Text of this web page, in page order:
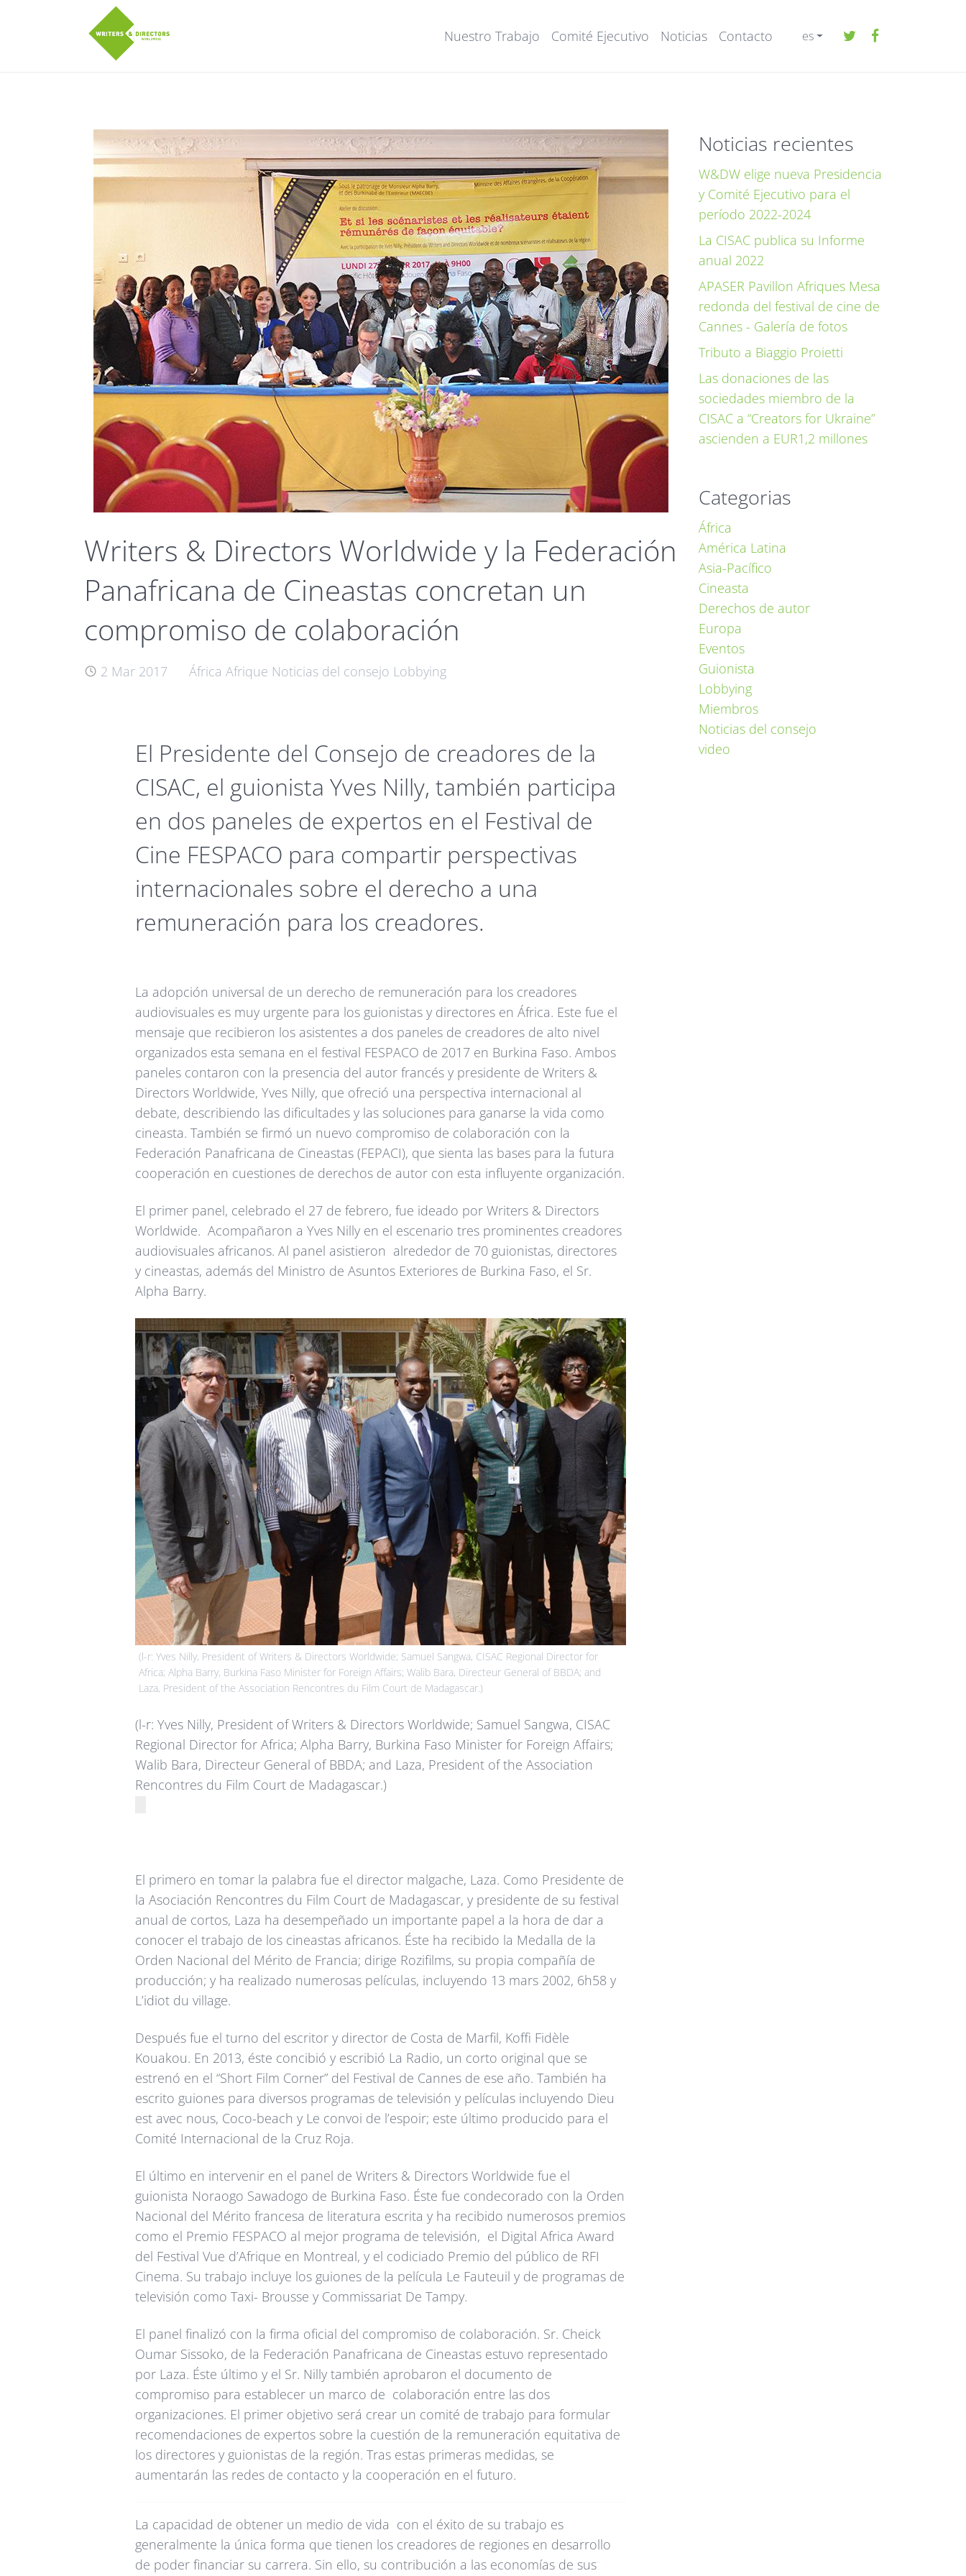
Pasar al contenido principal
Nuestro Trabajo
Comité Ejecutivo Noticias Contacto es
twitterFacebook
Writers & Directors Worldwide y la Federación
Panafricana de Cineastas concretan un
compromiso de colaboración
2 Mar 2017 África Afrique Noticias del consejo Lobbying
El Presidente del Consejo de creadores de la
CISAC, el guionista Yves Nilly, también participa
en dos paneles de expertos en el Festival de
Cine FESPACO para compartir perspectivas
internacionales sobre el derecho a una
remuneración para los creadores.
La adopción universal de un derecho de remuneración para los creadores
audiovisuales es muy urgente para los guionistas y directores en África. Este fue el
mensaje que recibieron los asistentes a dos paneles de creadores de alto nivel
organizados esta semana en el festival FESPACO de 2017 en Burkina Faso. Ambos
paneles contaron con la presencia del autor francés y presidente de Writers &
Directors Worldwide, Yves Nilly, que ofreció una perspectiva internacional al
debate, describiendo las dificultades y las soluciones para ganarse la vida como
cineasta. También se firmó un nuevo compromiso de colaboración con la
Federación Panafricana de Cineastas (FEPACI), que sienta las bases para la futura
cooperación en cuestiones de derechos de autor con esta influyente organización.
El primer panel, celebrado el 27 de febrero, fue ideado por Writers & Directors
Worldwide. Acompañaron a Yves Nilly en el escenario tres prominentes creadores
audiovisuales africanos. Al panel asistieron alrededor de 70 guionistas, directores
y cineastas, además del Ministro de Asuntos Exteriores de Burkina Faso, el Sr.
Alpha Barry.
(l-r: Yves Nilly, President of Writers & Directors Worldwide; Samuel Sangwa, CISAC Regional Director for
Africa; Alpha Barry, Burkina Faso Minister for Foreign Affairs; Walib Bara, Directeur General of BBDA; and
Laza, President of the Association Rencontres du Film Court de Madagascar.)
(l-r: Yves Nilly, President of Writers & Directors Worldwide; Samuel Sangwa, CISAC
Regional Director for Africa; Alpha Barry, Burkina Faso Minister for Foreign Affairs;
Walib Bara, Directeur General of BBDA; and Laza, President of the Association
Rencontres du Film Court de Madagascar.)
El primero en tomar la palabra fue el director malgache, Laza. Como Presidente de
la Asociación Rencontres du Film Court de Madagascar, y presidente de su festival
anual de cortos, Laza ha desempeñado un importante papel a la hora de dar a
conocer el trabajo de los cineastas africanos. Éste ha recibido la Medalla de la
Orden Nacional del Mérito de Francia; dirige Rozifilms, su propia compañía de
producción; y ha realizado numerosas películas, incluyendo 13 mars 2002, 6h58 y
L’idiot du village.
Después fue el turno del escritor y director de Costa de Marfil, Koffi Fidèle
Kouakou. En 2013, éste concibió y escribió La Radio, un corto original que se
estrenó en el “Short Film Corner” del Festival de Cannes de ese año. También ha
escrito guiones para diversos programas de televisión y películas incluyendo Dieu
est avec nous, Coco-beach y Le convoi de l’espoir; este último producido para el
Comité Internacional de la Cruz Roja.
El último en intervenir en el panel de Writers & Directors Worldwide fue el
guionista Noraogo Sawadogo de Burkina Faso. Éste fue condecorado con la Orden
Nacional del Mérito francesa de literatura escrita y ha recibido numerosos premios
como el Premio FESPACO al mejor programa de televisión, el Digital Africa Award
del Festival Vue d’Afrique en Montreal, y el codiciado Premio del público de RFI
Cinema. Su trabajo incluye los guiones de la película Le Fauteuil y de programas de
televisión como Taxi- Brousse y Commissariat De Tampy.
El panel finalizó con la firma oficial del compromiso de colaboración. Sr. Cheick
Oumar Sissoko, de la Federación Panafricana de Cineastas estuvo representado
por Laza. Éste último y el Sr. Nilly también aprobaron el documento de
compromiso para establecer un marco de colaboración entre las dos
organizaciones. El primer objetivo será crear un comité de trabajo para formular
recomendaciones de expertos sobre la cuestión de la remuneración equitativa de
los directores y guionistas de la región. Tras estas primeras medidas, se
aumentarán las redes de contacto y la cooperación en el futuro.
La capacidad de obtener un medio de vida con el éxito de su trabajo es
generalmente la única forma que tienen los creadores de regiones en desarrollo
de poder financiar su carrera. Sin ello, su contribución a las economías de sus
Noticias recientes
W&DW elige nueva Presidencia
y Comité Ejecutivo para el
período 2022-2024
La CISAC publica su Informe
anual 2022
APASER Pavillon Afriques Mesa
redonda del festival de cine de
Cannes - Galería de fotos
Tributo a Biaggio Proietti
Las donaciones de las
sociedades miembro de la
CISAC a “Creators for Ukraine”
ascienden a EUR1,2 millones
Categorias
África
América Latina
Asia-Pacífico
Cineasta
Derechos de autor
Europa
Eventos
Guionista
Lobbying
Miembros
Noticias del consejo
video